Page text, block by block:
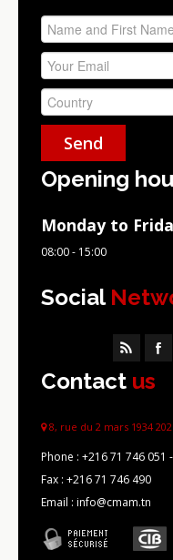
Opening
Monday to
08:00 - 15:00
Social
Contact us
8, rue du 2 mars 1934
Phone : +216 71 746 051
Fax : +216 71 746 490
Email : info@cmam.tn